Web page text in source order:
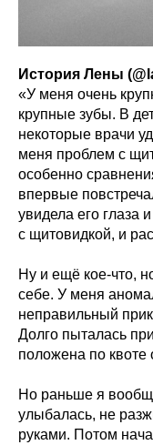
История Лены
«У меня очень
крупные зубы. В
некоторые врачи
меня проблем с
особенно
впервые
увидела его глаза
с щитовидкой, и
Ну и ещё кое-что,
себе. У меня
неправильный
Долго пыталась
положена по
Но раньше я
улыбалась, не
руками. Потом